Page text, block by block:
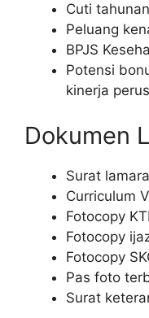
Cuti tahunan
Peluang
BPJS
Potensi
kinerja
Dokumen
Surat
Curriculum
Fotocopy
Fotocopy
Fotocopy
Pas foto
Surat